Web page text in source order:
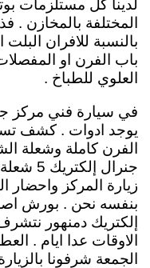
لدينا كل مستلزمات
المختلفة بالمخازن .
بالنسبة للافران
باب الفرن او
العلوي للطباخ .
في سيارة فني مركز
يوجد ادوات . كشف
الفرن كاملة وشعلة
زيارة المركز واحضار
بنفسه نحن . بورش
إلكتريك دمنهور
الاوقات عدا ايام .
الجمعة شرفونا